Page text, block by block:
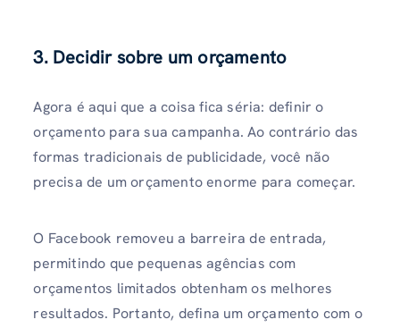
3. Decidir sobre um orçamento
Agora é aqui que a coisa fica séria: definir o
orçamento para sua campanha. Ao contrário das
formas tradicionais de publicidade, você não
precisa de um orçamento enorme para começar.
O Facebook removeu a barreira de entrada,
permitindo que pequenas agências com
orçamentos limitados obtenham os melhores
resultados. Portanto, defina um orçamento com o